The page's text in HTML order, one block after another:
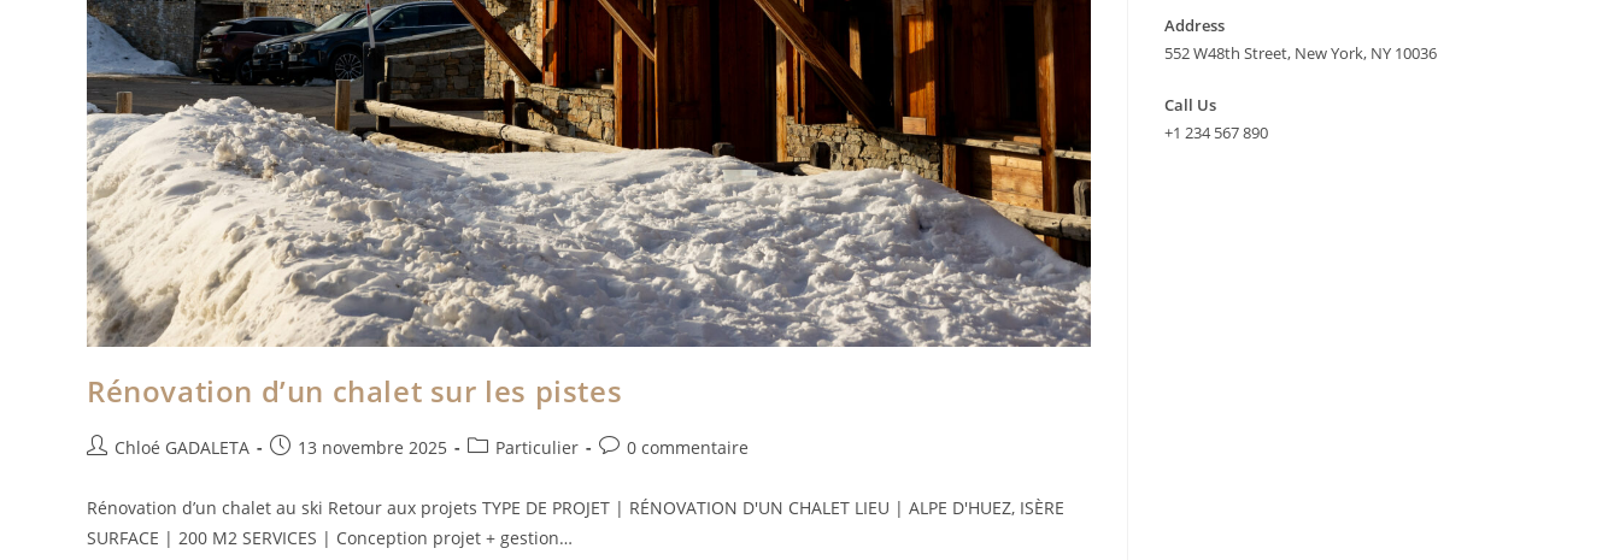
Rénovation d’un chalet sur les pistes
Chloé GADALETA 13 novembre 2025 Particulier 0 commentaire
Rénovation d’un chalet au ski Retour aux projets TYPE DE PROJET | RÉNOVATION D'UN CHALET LIEU | ALPE D'HUEZ, ISÈRE
SURFACE | 200 M2 SERVICES | Conception projet + gestion…
Address
552 W48th Street, New York, NY 10036
Call Us
+1 234 567 890